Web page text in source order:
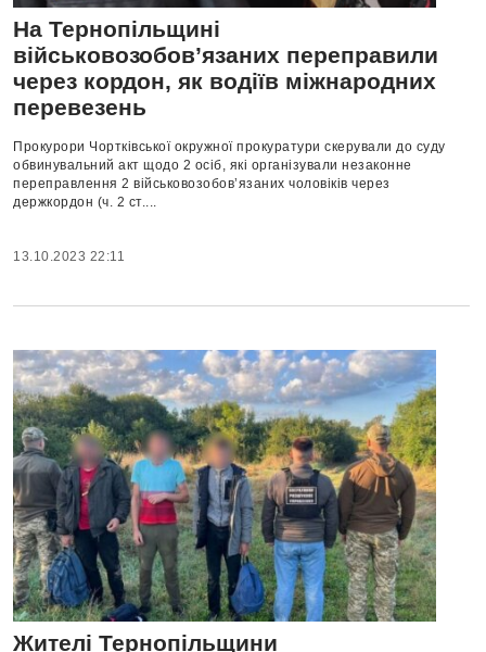
На Тернопільщині
військовозобов’язаних переправили
через кордон, як водіїв міжнародних
перевезень
Прокурори Чортківської окружної прокуратури скерували до суду
обвинувальний акт щодо 2 осіб, які організували незаконне
переправлення 2 військовозобов’язаних чоловіків через
держкордон (ч. 2 ст....
13.10.2023 22:11
Жителі Тернопільщини